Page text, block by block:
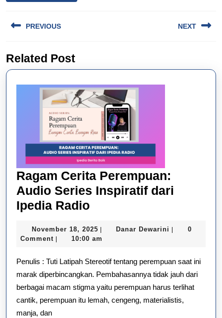
navigation
PREVIOUS
post:
NEXT
Related Post
Ragam Cerita Perempuan:
Audio Series Inspiratif dari
Ipedia RadioRagam
Perempuan:
Series
Inspiratif
dari
Ipedia
November 18, 2025 November
18,
Danar Dewarini Danar0
Comment
10:00 am
Penulis : Tuti Latipah Stereotif tentang perempuan saat ini
marak diperbincangkan. Pembahasannya tidak jauh dari
berbagai macam stigma yaitu perempuan harus terlihat
cantik, perempuan itu lemah, cengeng, materialistis,
manja, dan